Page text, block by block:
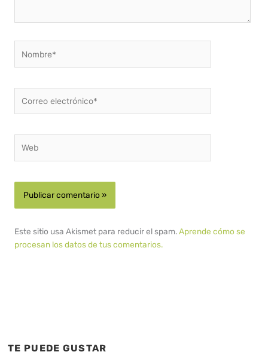
electrónico*
Este sitio usa Akismet para reducir el spam.Aprende cómo se
procesan los datos de tus comentarios.
TE PUEDE GUSTAR